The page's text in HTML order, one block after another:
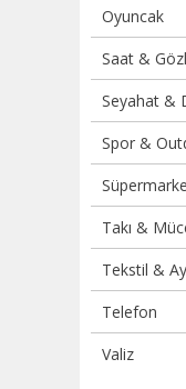
Oyuncak
Saat &
Seyahat &
Spor &
Takı &
Tekstil &
Telefon
Valiz